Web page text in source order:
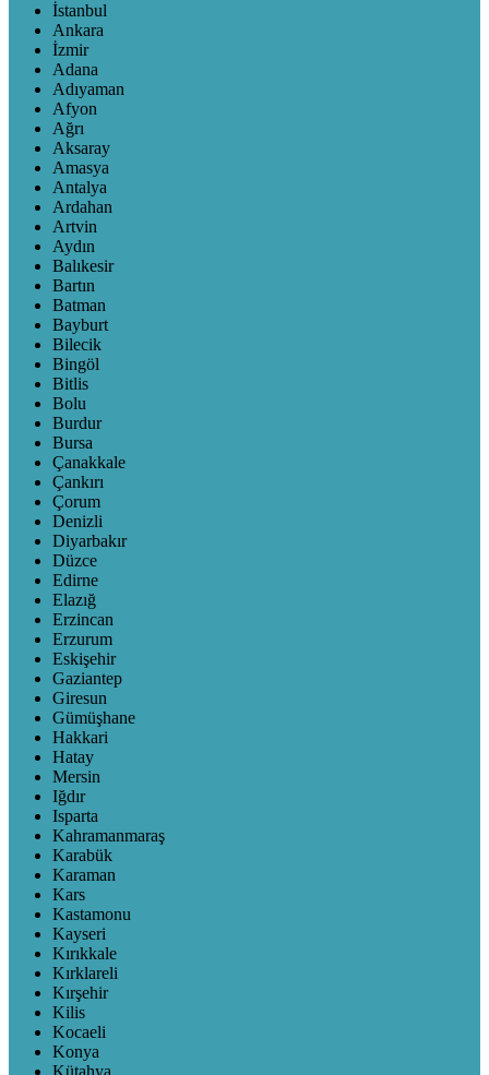
İstanbul
Ankara
İzmir
Adana
Adıyaman
Afyon
Ağrı
Aksaray
Amasya
Antalya
Ardahan
Artvin
Aydın
Balıkesir
Bartın
Batman
Bayburt
Bilecik
Bingöl
Bitlis
Bolu
Burdur
Bursa
Çanakkale
Çankırı
Çorum
Denizli
Diyarbakır
Düzce
Edirne
Elazığ
Erzincan
Erzurum
Eskişehir
Gaziantep
Giresun
Gümüşhane
Hakkari
Hatay
Mersin
Iğdır
Isparta
Kahramanmaraş
Karabük
Karaman
Kars
Kastamonu
Kayseri
Kırıkkale
Kırklareli
Kırşehir
Kilis
Kocaeli
Konya
Kütahya